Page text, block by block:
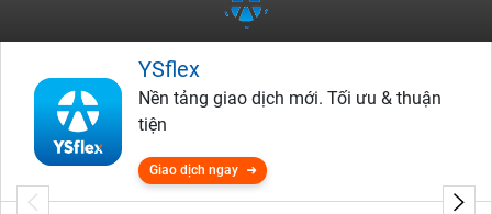
YSflex
Nền tảng giao dịch mới. Tối ưu & thuận
tiện
Giao dịch ngay